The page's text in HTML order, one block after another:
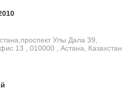
Улы Дала 39,
13 , 010000 , Астана, Казахстан